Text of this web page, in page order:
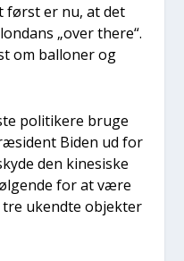
først er nu, at det
„over the­re“.
om bal­lo­ner og
poli­ti­ke­re bru­ge
Biden ud for
den kine­si­ske
for at være
ukend­te objek­ter